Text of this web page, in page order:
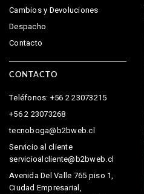
Cambios y Devoluciones
Despacho
Contacto
CONTACTO
Teléfonos: +56 2 23073215
+56 2 23073268
tecnoboga@b2bweb.cl
Servicio al cliente
servicioalcliente@b2bweb.cl
Avenida Del Valle 765 piso 1,
Ciudad Empresarial,